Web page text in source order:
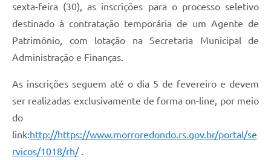
Projetos
R.H
SIC
sexta-feira (30), as inscrições para o processo seletivo
destinado à contratação temporária de um Agente de
Patrimônio, com lotação na Secretaria Municipal de
Administração e Finanças.
As inscrições seguem até o dia 5 de fevereiro e devem
ser realizadas exclusivamente de forma on-line, por meio
do
link:http://https://www.morroredondo.rs.gov.br/portal/se
rvicos/1018/rh/.